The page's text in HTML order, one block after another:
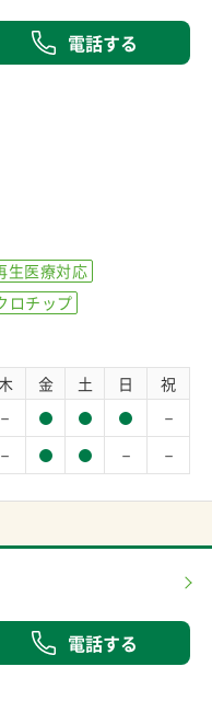
電話する
生医療対応
ロチップ
木 金 土 日 祝
－ －
－ － －
電話する